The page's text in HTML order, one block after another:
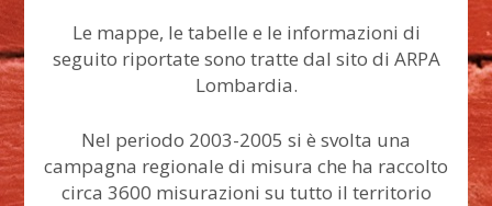
Le mappe, le tabelle e le informazioni di
seguito riportate sono tratte dal sito di ARPA
Lombardia.
Nel periodo 2003-2005 si è svolta una
campagna regionale di misura che ha raccolto
circa 3600 misurazioni su tutto il territorio